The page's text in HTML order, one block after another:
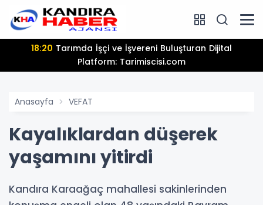
18:20
Platform: Tarimiscisi.com
Anasayfa VEFAT
Kayalıklardan düşerek
yaşamını yitirdi
Kandıra Karaağaç mahallesi sakinlerinden